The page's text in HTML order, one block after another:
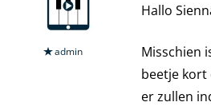
admin
Hallo
Misschien
beetje
er zullen